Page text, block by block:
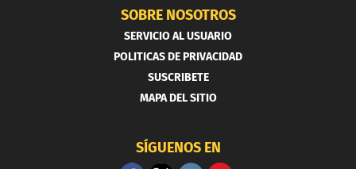
SOBRE NOSOTROS
SERVICIO AL USUARIO
POLITICAS DE PRIVACIDAD
SUSCRIBETE
MAPA DEL SITIO
SÍGUENOS EN